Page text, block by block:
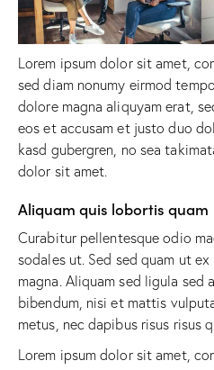
Lorem ipsum dolor sit amet,
sed diam nonumy eirmod
dolore magna aliquyam erat,
eos et accusam et justo duo
kasd gubergren, no sea
dolor sit amet.
Aliquam quis lobortis quam
Curabitur pellentesque odio
sodales ut. Sed sed quam ut
magna. Aliquam sed ligula
bibendum, nisi et mattis
metus, nec dapibus risus risus
Lorem ipsum dolor sit amet,